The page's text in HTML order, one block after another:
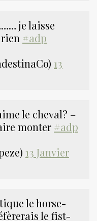
je laisse
#adp
13
le cheval? –
monter #adp
13 Janvier
le horse-
le fist-